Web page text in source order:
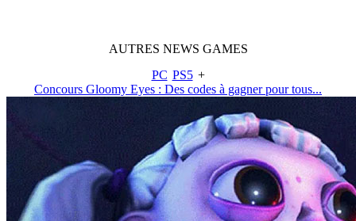
AUTRES NEWS GAMES
PC PS5 +
Concours Gloomy Eyes : Des codes à gagner pour tous...